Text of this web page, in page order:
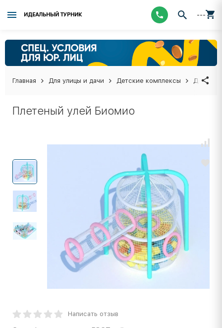
ИДЕАЛЬНЫЙ ТУРНИК ---
Главная Для улицы и дачи Детские комплексы
Плетеный улей Биомио
Написать отзыв